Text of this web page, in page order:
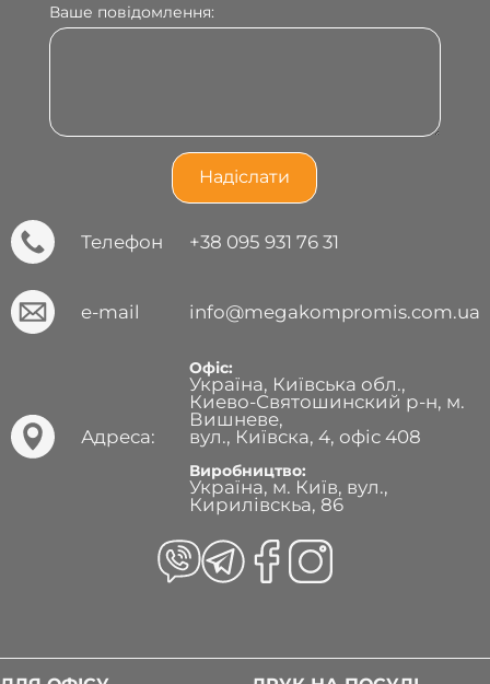
Ваше повідомлення:
Телефон +38 095 931 76 31
e-mail info@megakompromis.com.ua
Адреса:
Офіс:
Україна, Київська обл.,
Киево-Святошинский р-н, м.
Вишневе,
вул., Київска, 4, офіс 408
Виробництво:
Україна, м. Київ, вул.,
Кирилівскьа, 86